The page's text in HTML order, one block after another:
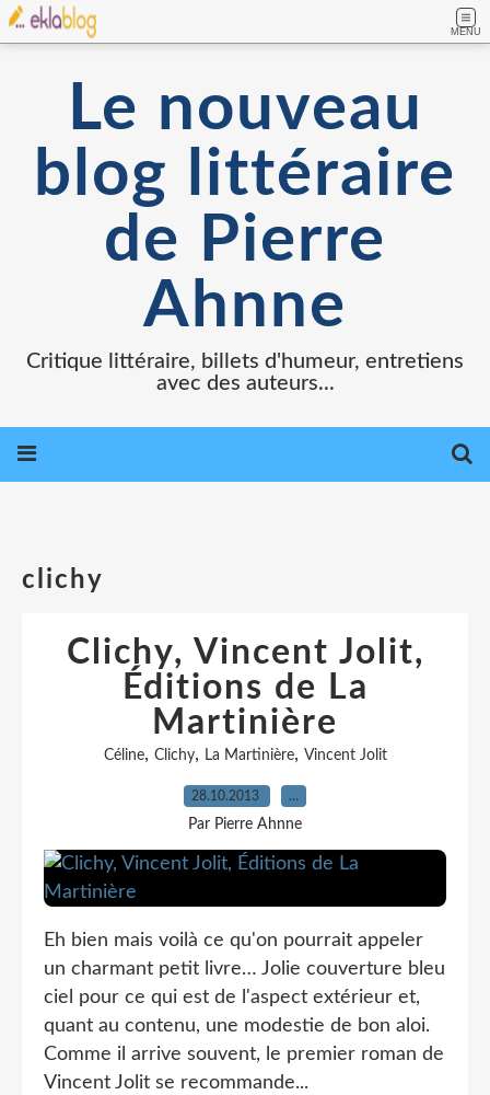
MENU
Le nouveau
blog littéraire
de Pierre
Ahnne
Critique littéraire, billets d'humeur, entretiens
avec des auteurs...
clichy
Clichy, Vincent Jolit,
Éditions de La
Martinière
Céline, Clichy, La Martinière, Vincent Jolit
28.10.2013 …
Par Pierre Ahnne
Eh bien mais voilà ce qu'on pourrait appeler
un charmant petit livre… Jolie couverture bleu
ciel pour ce qui est de l'aspect extérieur et,
quant au contenu, une modestie de bon aloi.
Comme il arrive souvent, le premier roman de
Vincent Jolit se recommande...